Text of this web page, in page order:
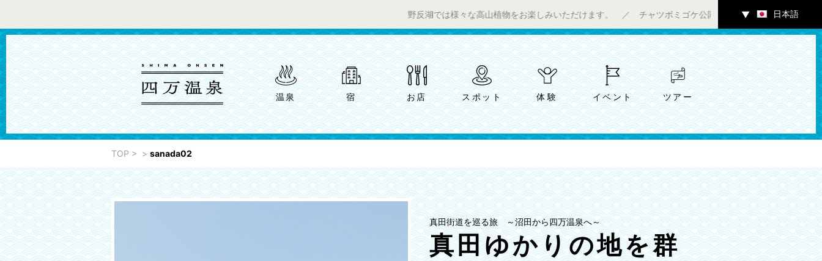
野反湖では様々な高山植物をお楽しみいただけます。 ／ チャツボミゴケ公園内ギャラリーにて7/4（土）～アー
▼ 日本語
温泉 宿 お店 スポット 体験 イベント ツアー
TOP > > sanada02
真田街道を巡る旅 ～沼田から四万温泉へ～
真田ゆかりの地を群